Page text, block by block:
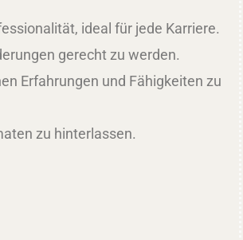
ideal für jede Karriere.
gerecht zu werden.
Erfahrungen und Fähigkeiten zu
zu hinterlassen.